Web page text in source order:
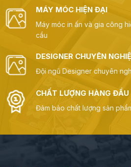
MÁY MÓC HIỆN ĐẠI
Máy móc in ấn và gia công
cầu
DESIGNER CHUYÊN
Đội ngũ Designer chuyên
CHẤT LƯỢNG HÀNG ĐẦU
Đảm bảo chất lượng sản